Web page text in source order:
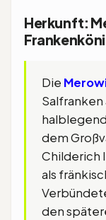
Herkunft:
Die
Salfranken
dem
Childerich
als
den